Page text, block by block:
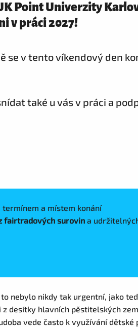
Point Univerzity
v práci 2027!
se v tento víkendový den
také u vás v práci a
a místem konání
fairtradových surovin a
nebylo nikdy tak urgentní, jako
desítky hlavních pěstitelských
vede často k využívání dětské